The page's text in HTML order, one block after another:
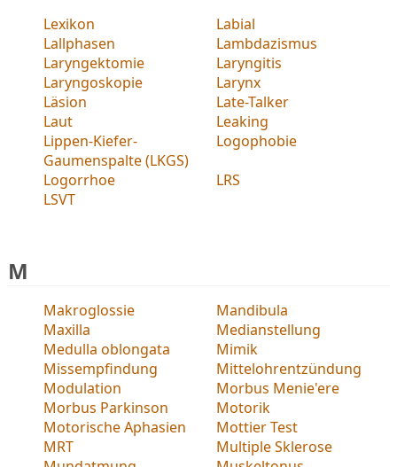
Lexikon
Labial
Lallphasen
Lambdazismus
Laryngektomie
Laryngitis
Laryngoskopie
Larynx
Läsion
Late-Talker
Laut
Leaking
Lippen-Kiefer-
Gaumenspalte (LKGS)
Logophobie
Logorrhoe
LRS
LSVT
M
Makroglossie
Mandibula
Maxilla
Medianstellung
Medulla oblongata
Mimik
Missempfindung
Mittelohrentzündung
Modulation
Morbus Menie'ere
Morbus Parkinson
Motorik
Motorische Aphasien
Mottier Test
MRT
Multiple Sklerose